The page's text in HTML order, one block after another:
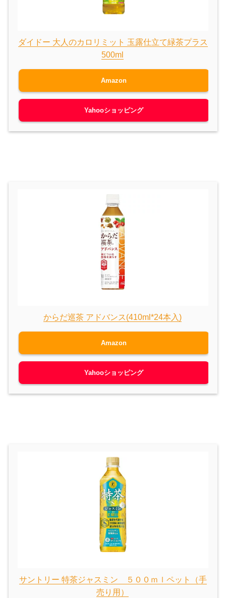
ダイドー 大人のカロリミット 玉露仕立て緑茶プラス
500ml
Amazon
Yahooショッピング
からだ巡茶 アドバンス(410ml*24本入)
Amazon
Yahooショッピング
サントリー 特茶ジャスミン ５００ｍｌペット（手
売り用）